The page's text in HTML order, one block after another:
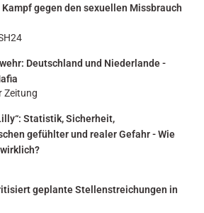
gegen den sexuellen Missbrauch
Deutschland und Niederlande -
Zeitung
Statistik, Sicherheit,
gefühlter und realer Gefahr - Wie
geplante Stellenstreichungen in